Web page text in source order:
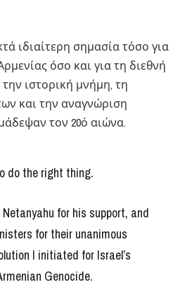
ιδιαίτερη σημασία τόσο για
όσο και για τη διεθνή
ιστορική μνήμη, τη
και την αναγνώριση
τον 20ό αιώνα.
do the right thing.
Netanyahu for his support, and
for their unanimous
I initiated for Israel’s
Genocide.